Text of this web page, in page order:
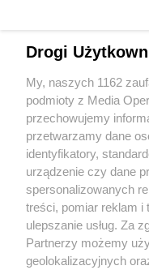
Wydawca mediów
Nie zapomnij
zapoznać się z:
polityką
Twojemiasto
Piekary Śląskie
Drogi
My, naszych 1162
podmioty z Media
przechowujemy
przetwarzamy dane
identyfikatory,
urządzenie czy dane
spersonalizowanych
treści, pomiar reklam i
ulepszanie usług. Za
Partnerzy możemy
geolokalizacyjnych